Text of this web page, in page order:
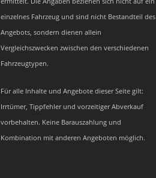
einzelnes Fahrzeug und sind nicht Bestandteil des
Angebots, sondern dienen allein
Vergleichszwecken zwischen den verschiedenen
Fahrzeugtypen.
Für alle Inhalte und Angebote dieser Seite gilt:
Irrtümer, Tippfehler und vorzeitiger Abverkauf
vorbehalten. Keine Barauszahlung und
Kombination mit anderen Angeboten möglich.